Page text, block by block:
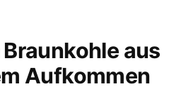
aus
Aufkommen